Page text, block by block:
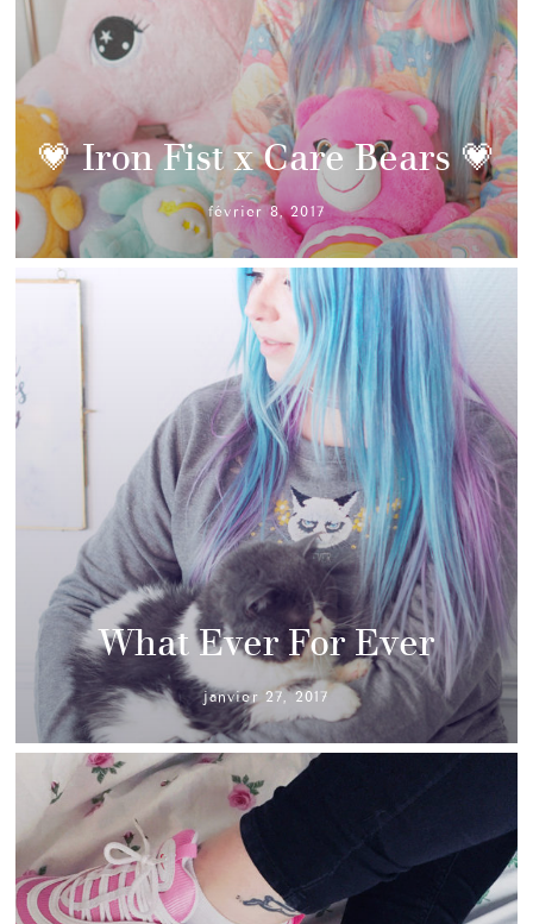
💗 Iron Fist x Care Bears 💗
février 8, 2017
What Ever For Ever
janvier 27, 2017